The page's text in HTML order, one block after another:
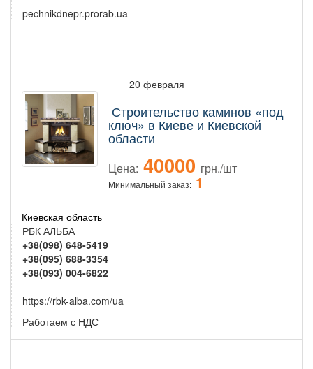
pechnikdnepr.prorab.ua
20 февраля
Строительство каминов «под
ключ» в Киеве и Киевской
области
Цена: 40000 грн./шт
Минимальный заказ: 1
Киевская область
РБК АЛЬБА
+38(098) 648-5419
+38(095) 688-3354
+38(093) 004-6822
https://rbk-alba.com/ua
Работаем с НДС